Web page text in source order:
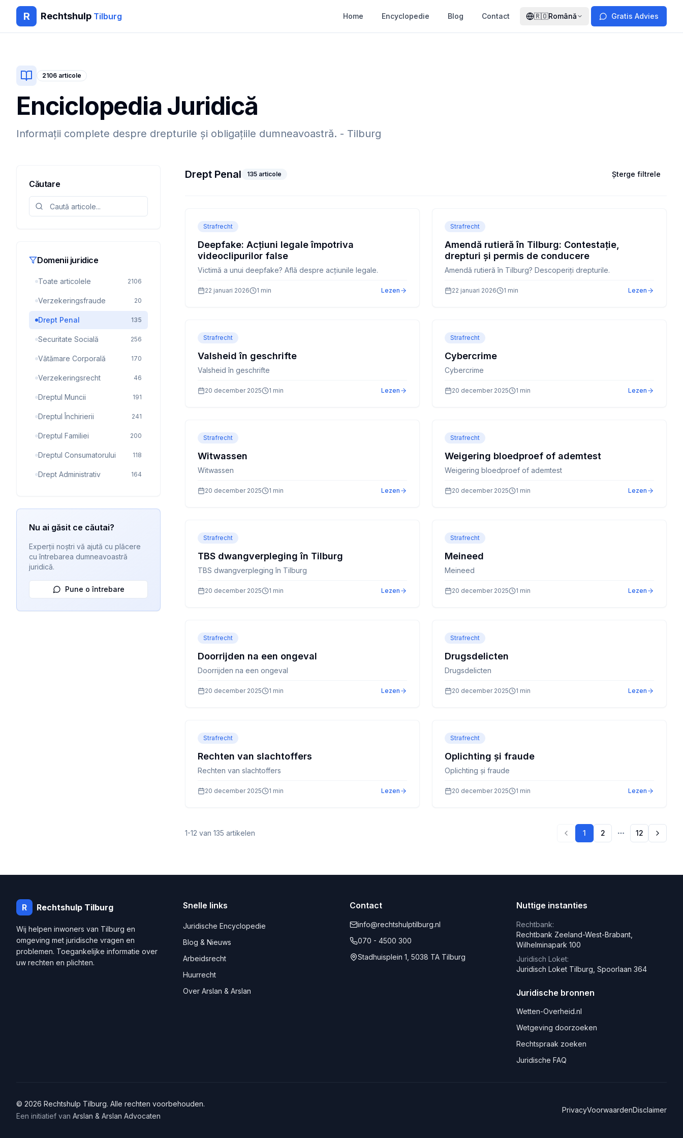
R Rechtshulp Tilburg Home Encyclopedie Blog Contact 🇷🇴Română Gratis Advies
2106 articole
Enciclopedia Juridică
Informații complete despre drepturile și obligațiile dumneavoastră. - Tilburg
Căutare
Domenii juridice
Toate articolele 2106
Verzekeringsfraude 20
Drept Penal 135
Securitate Socială 256
Vătămare Corporală 170
Verzekeringsrecht 46
Dreptul Muncii 191
Dreptul Închirierii 241
Dreptul Familiei 200
Dreptul Consumatorului 118
Drept Administrativ 164
Nu ai găsit ce căutai?
Experții noștri vă ajută cu plăcere
cu întrebarea dumneavoastră
juridică.
Pune o întrebare
Drept Penal 135 articole Șterge filtrele
Strafrecht
Deepfake: Acțiuni legale împotriva
videoclipurilor false
Victimă a unui deepfake? Află despre acțiunile legale.
22 januari 2026 1 min Lezen
Strafrecht
Amendă rutieră în Tilburg: Contestație,
drepturi și permis de conducere
Amendă rutieră în Tilburg? Descoperiți drepturile.
22 januari 2026 1 min Lezen
Strafrecht
Valsheid în geschrifte
Valsheid în geschrifte
20 december 2025 1 min Lezen
Strafrecht
Cybercrime
Cybercrime
20 december 2025 1 min Lezen
Strafrecht
Witwassen
Witwassen
20 december 2025 1 min Lezen
Strafrecht
Weigering bloedproef of ademtest
Weigering bloedproef of ademtest
20 december 2025 1 min Lezen
Strafrecht
TBS dwangverpleging în Tilburg
TBS dwangverpleging în Tilburg
20 december 2025 1 min Lezen
Strafrecht
Meineed
Meineed
20 december 2025 1 min Lezen
Strafrecht
Doorrijden na een ongeval
Doorrijden na een ongeval
20 december 2025 1 min Lezen
Strafrecht
Drugsdelicten
Drugsdelicten
20 december 2025 1 min Lezen
Strafrecht
Rechten van slachtoffers
Rechten van slachtoffers
20 december 2025 1 min Lezen
Strafrecht
Oplichting și fraude
Oplichting și fraude
20 december 2025 1 min Lezen
1-12 van 135 artikelen
Vorige pagina
1 2 12
R Rechtshulp Tilburg
Wij helpen inwoners van Tilburg en
omgeving met juridische vragen en
problemen. Toegankelijke informatie over
uw rechten en plichten.
Snelle links
Juridische Encyclopedie
Blog & Nieuws
Arbeidsrecht
Huurrecht
Over Arslan & Arslan
Contact
info@rechtshulptilburg.nl
070 - 4500 300
Stadhuisplein 1, 5038 TA Tilburg
Nuttige instanties
Rechtbank:
Rechtbank Zeeland-West-Brabant,
Wilhelminapark 100
Juridisch Loket:
Juridisch Loket Tilburg, Spoorlaan 364
Juridische bronnen
Wetten-Overheid.nl
Wetgeving doorzoeken
Rechtspraak zoeken
Juridische FAQ
© 2026 Rechtshulp Tilburg. Alle rechten voorbehouden.
Een initiatief van Arslan & Arslan Advocaten
PrivacyVoorwaardenDisclaimer